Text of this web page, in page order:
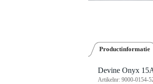
Productinformatie
Devine Onyx
Artikelnr: 9000-0154-